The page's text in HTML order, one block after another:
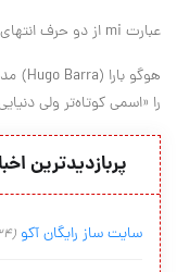
عبارت mi از دو حرف انتهای اسم شرکت سیاومی اقتباس شده است.
را «اسمی کوتاه‌تر ولی
پربازدیدترین
سایت ساز رایگان آکو (16,834 بازدید)